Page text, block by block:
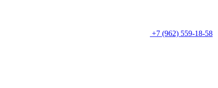
+7 (962) 559-18-58